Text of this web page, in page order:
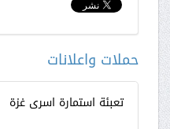
حملات واعلانات
تعبئة استمارة اسرى غزة